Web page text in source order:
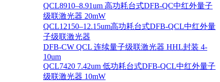
QCL8910–8.91um 高功耗台式DFB-QC中红外量子
级联激光器 20mW
QCL12150–12.15um高功耗台式DFB-QCL中红外量
子级联激光器
DFB-CW QCL 连续量子级联激光器 HHL封装 4-
10um
QCL7420 7.42um 低功耗台式DFB-QCL中红外量子
级联激光器 10mW